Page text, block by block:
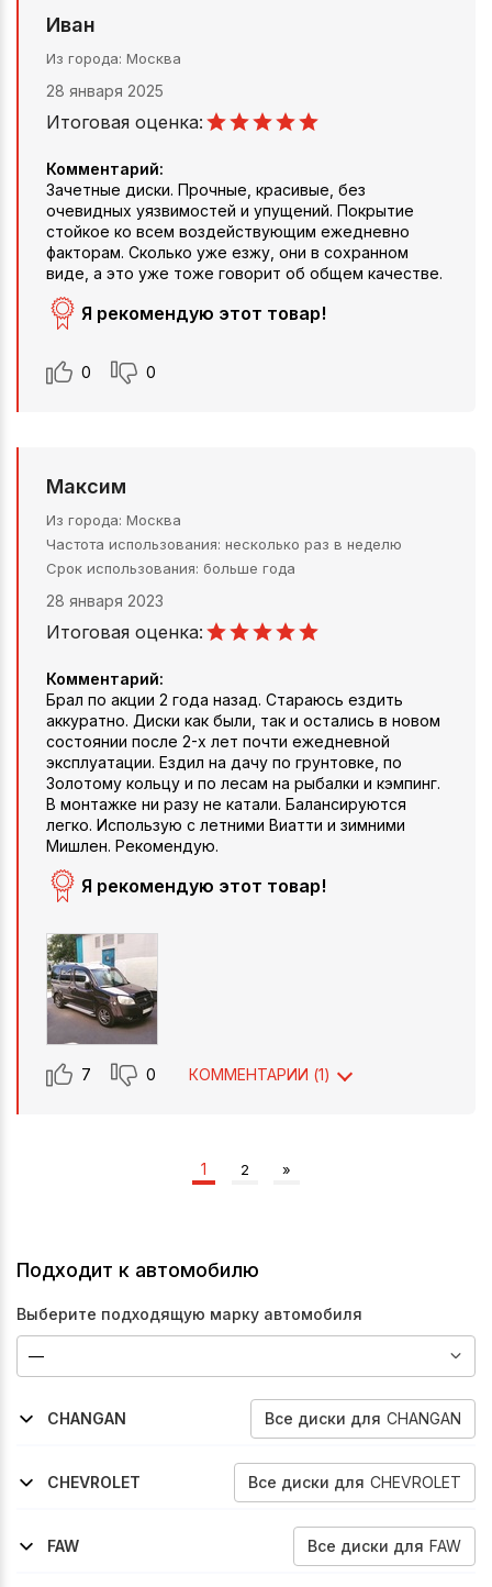
Иван
Из города Москва
28 января 2025
Итоговая оценка:
Комментарий:
Зачетные диски. Прочные, красивые, без
очевидных уязвимостей и упущений. Покрытие
стойкое ко всем воздействующим ежедневно
факторам. Сколько уже езжу, они в сохранном
виде, а это уже тоже говорит об общем качестве.
Я рекомендую этот товар!
0 0
Максим
Из города Москва
Частота использования несколько раз в неделю
Срок использования больше года
28 января 2023
Итоговая оценка:
Комментарий:
Брал по акции 2 года назад. Стараюсь ездить
аккуратно. Диски как были, так и остались в новом
состоянии после 2-х лет почти ежедневной
эксплуатации. Ездил на дачу по грунтовке, по
Золотому кольцу и по лесам на рыбалки и кэмпинг.
В монтажке ни разу не катали. Балансируются
легко. Использую с летними Виатти и зимними
Мишлен. Рекомендую.
Я рекомендую этот товар!
7 0 КОММЕНТАРИИ (1)
1 2 »
Подходит к автомобилю
Выберите подходящую марку автомобиля
CHANGAN Все диски для CHANGAN
2018-2026
CHEVROLET
Все диски для CHEVROLET
2003-2008
2006-2011
2008-2011
2020-2026
2006-2008
FAW
Все диски для FAW